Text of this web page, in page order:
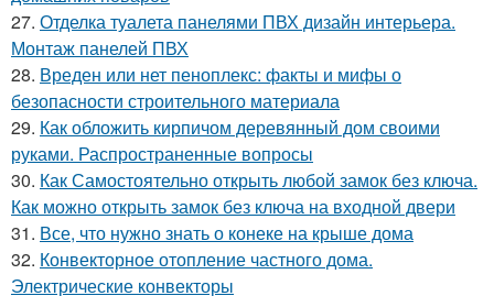
27. Отделка туалета панелями ПВХ дизайн интерьера.
Монтаж панелей ПВХ
28. Вреден или нет пеноплекс: факты и мифы о
безопасности строительного материала
29. Как обложить кирпичом деревянный дом своими
руками. Распространенные вопросы
30. Как Самостоятельно открыть любой замок без ключа.
Как можно открыть замок без ключа на входной двери
31. Все, что нужно знать о конеке на крыше дома
32. Конвекторное отопление частного дома.
Электрические конвекторы